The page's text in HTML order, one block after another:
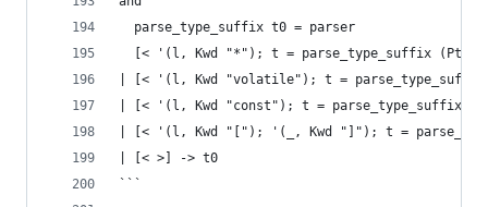
  parse_type_suffix t0 = parser
[< '(l, Kwd "*"); t = parse_type_suffix
| [< '(l, Kwd "volatile"); t =
| [< '(l, Kwd "const"); t = parse_type_suffix
| [< '(l, Kwd "["); '(_, Kwd "]"); t =
| [< >] -> t0
```